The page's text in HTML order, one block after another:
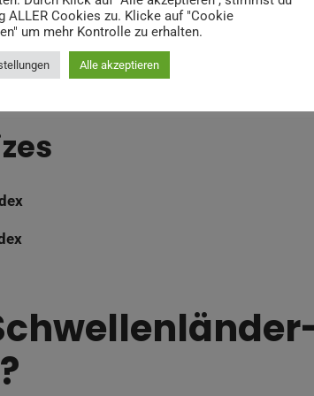
Nutze das Potenzial schnell wachsender
: ETFs haben oft niedrigere
ALLER Cookies zu. Klicke auf "Cookie
um mehr Kontrolle zu erhalten.
Alle akzeptieren